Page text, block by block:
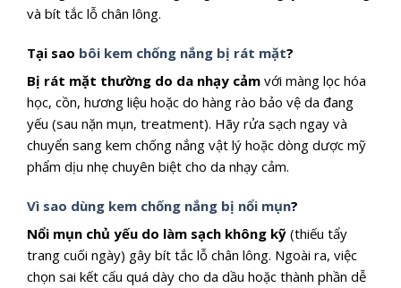
và bít tắc lỗ chân lông.
Tại sao bôi kem chống nắng bị rát mặt?
Bị rát mặt thường do da nhạy cảm với màng lọc hóa
học, cồn, hương liệu hoặc do hàng rào bảo vệ da đang
yếu (sau nặn mụn, treatment). Hãy rửa sạch ngay và
chuyển sang kem chống nắng vật lý hoặc dòng dược mỹ
phẩm dịu nhẹ chuyên biệt cho da nhạy cảm.
Vì sao dùng kem chống nắng bị nổi mụn?
Nổi mụn chủ yếu do làm sạch không kỹ (thiếu tẩy
trang cuối ngày) gây bít tắc lỗ chân lông. Ngoài ra, việc
chọn sai kết cấu quá dày cho da dầu hoặc thành phần dễ